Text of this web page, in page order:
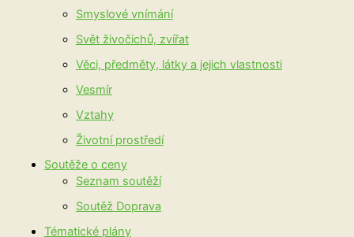
Smyslové vnímání
Svět živočichů, zvířat
Věci, předměty, látky a jejich vlastnosti
Vesmír
Vztahy
Životní prostředí
Soutěže o ceny
Seznam soutěží
Soutěž Doprava
Tématické plány